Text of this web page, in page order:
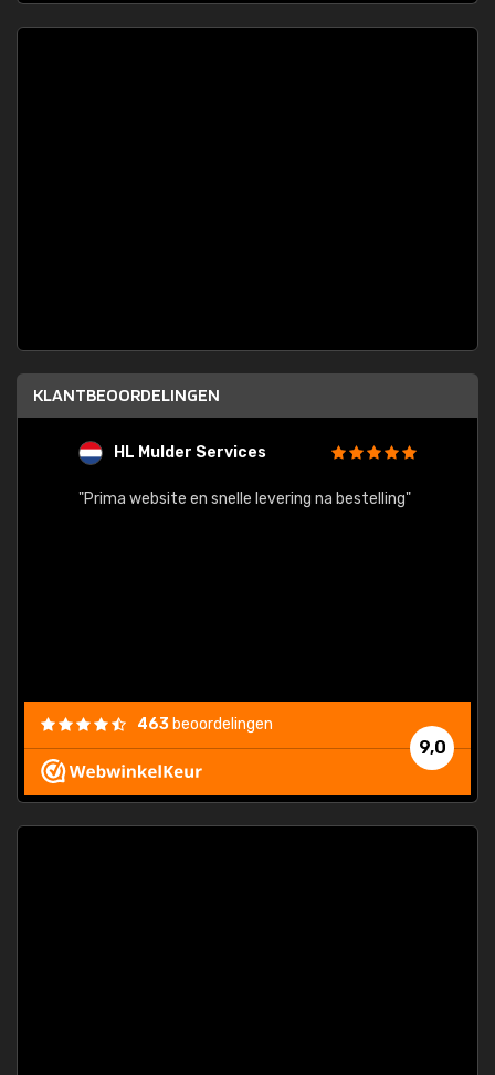
KLANTBEOORDELINGEN
HL Mulder Services
"Prima website en snelle levering na bestelling"
9,0
463 beoordelingen